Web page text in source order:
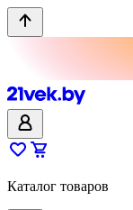
Каталог товаров